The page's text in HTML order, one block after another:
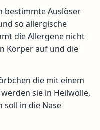
bestimmte Auslöser
so allergische
die Allergene nicht
Körper auf und die
die mit einem
sie in Heilwolle,
soll in die Nase